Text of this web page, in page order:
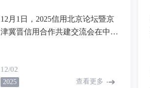
12月1日，2025信用北京论坛暨京
津冀晋信用合作共建交流会在中关
领跑企业”名单在现场隆重揭晓。
12/02
2025 查看更多